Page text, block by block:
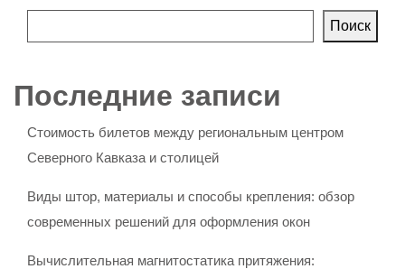
Поиск
Последние записи
Стоимость билетов между региональным центром
Северного Кавказа и столицей
Виды штор, материалы и способы крепления: обзор
современных решений для оформления окон
Вычислительная магнитостатика притяжения: